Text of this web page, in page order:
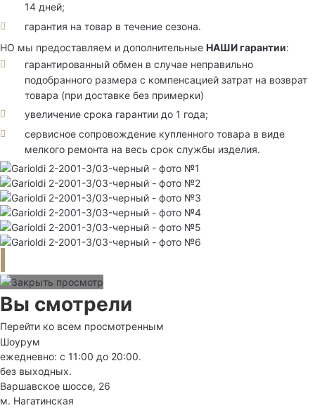
14 дней;
гарантия на товар в течение сезона.
НО мы предоставляем и дополнительные НАШИ гарантии:
гарантированный обмен в случае неправильно
подобранного размера с компенсацией затрат на возврат
товара (при доставке без примерки)
увеличение срока гарантии до 1 года;
сервисное сопровождение купленного товара в виде
мелкого ремонта на весь срок службы изделия.
Вы смотрели
Перейти ко всем просмотренным
Шоурум
ежедневно: с 11:00 до 20:00.
без выходных.
Варшавское шоссе, 26
м. Нагатинская